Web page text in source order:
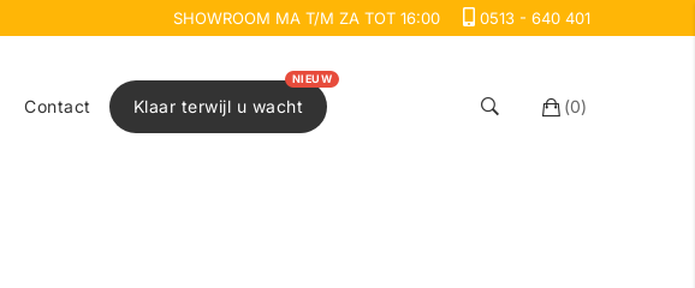
SHOWROOM MA T/M ZA TOT 16:00 0513 - 640 401
Contact Klaar terwijl u wacht
NIEUW
(0)